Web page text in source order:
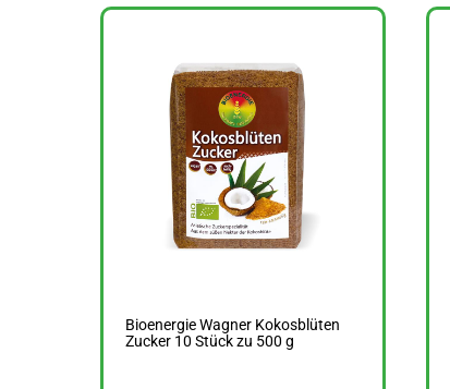
Bioenergie Wagner Kokosblüten
Zucker 10 Stück zu 500 g